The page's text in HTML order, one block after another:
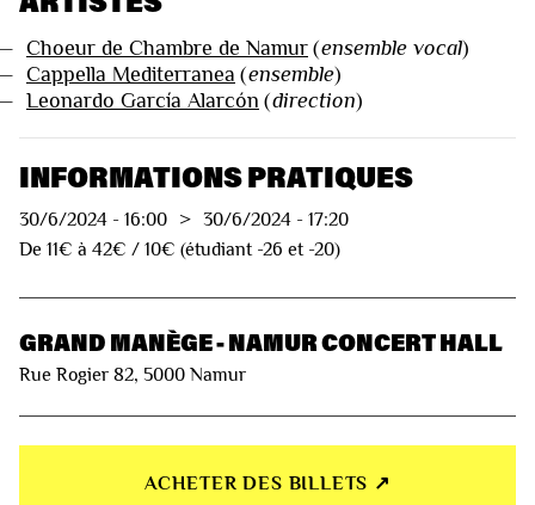
Choeur de Chambre de Namur (ensemble vocal)
Cappella Mediterranea (ensemble)
Leonardo García Alarcón (direction)
INFORMATIONS PRATIQUES
30/6/2024 - 16:00 > 30/6/2024 - 17:20
De 11€ à 42€ / 10€ (étudiant -26 et -20)
GRAND MANÈGE - NAMUR CONCERT HALL
Rue Rogier 82, 5000 Namur
ACHETER DES BILLETS ↗︎